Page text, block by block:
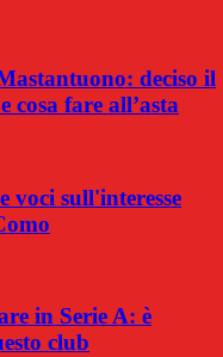
deciso il
fare all’asta
voci sull'interesse
in Serie A: è
club